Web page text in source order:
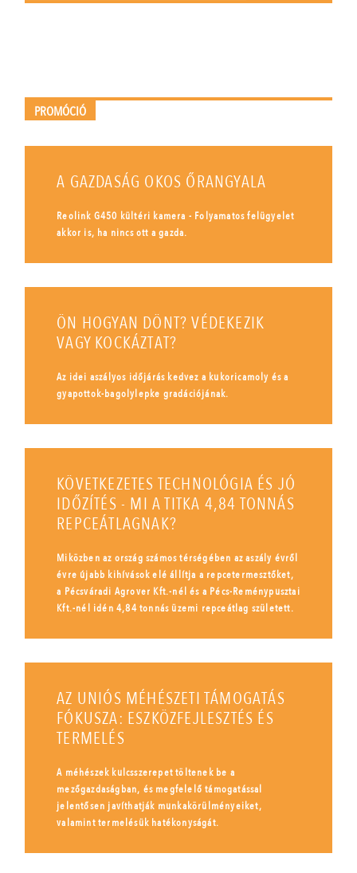
PROMÓCIÓ
A GAZDASÁG OKOS ŐRANGYALA
Reolink G450 kültéri kamera - Folyamatos felügyelet
akkor is, ha nincs ott a gazda.
ÖN HOGYAN DÖNT? VÉDEKEZIK
VAGY KOCKÁZTAT?
Az idei aszályos időjárás kedvez a kukoricamoly és a
gyapottok-bagolylepke gradációjának.
KÖVETKEZETES TECHNOLÓGIA ÉS JÓ
IDŐZÍTÉS - MI A TITKA 4,84 TONNÁS
REPCEÁTLAGNAK?
Miközben az ország számos térségében az aszály évről
évre újabb kihívások elé állítja a repcetermesztőket,
a Pécsváradi Agrover Kft.-nél és a Pécs-Reménypusztai
Kft.-nél idén 4,84 tonnás üzemi repceátlag született.
AZ UNIÓS MÉHÉSZETI TÁMOGATÁS
FÓKUSZA: ESZKÖZFEJLESZTÉS ÉS
TERMELÉS
A méhészek kulcsszerepet töltenek be a
mezőgazdaságban, és megfelelő támogatással
jelentősen javíthatják munkakörülményeiket,
valamint termelésük hatékonyságát.